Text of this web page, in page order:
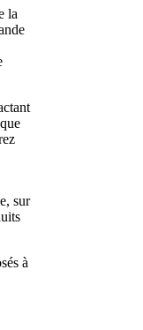
la
sur
à